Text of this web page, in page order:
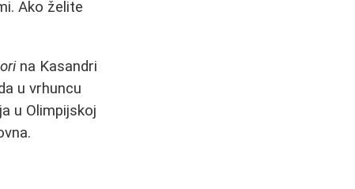
Ako želite
na Kasandri
u vrhuncu
u Olimpijskoj